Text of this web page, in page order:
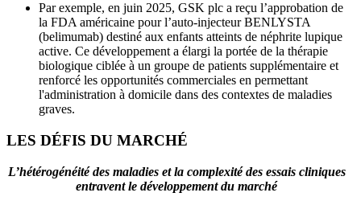
Par exemple, en juin 2025, GSK plc a reçu l’approbation de
la FDA américaine pour l’auto-injecteur BENLYSTA
(belimumab) destiné aux enfants atteints de néphrite lupique
active. Ce développement a élargi la portée de la thérapie
biologique ciblée à un groupe de patients supplémentaire et
renforcé les opportunités commerciales en permettant
l'administration à domicile dans des contextes de maladies
graves.
LES DÉFIS DU MARCHÉ
L’hétérogénéité des maladies et la complexité des essais cliniques
entravent le développement du marché